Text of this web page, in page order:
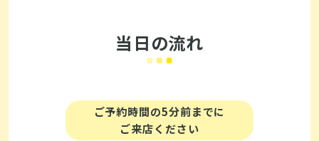
当日の流れ
ご予約時間の5分前までに
ご来店ください